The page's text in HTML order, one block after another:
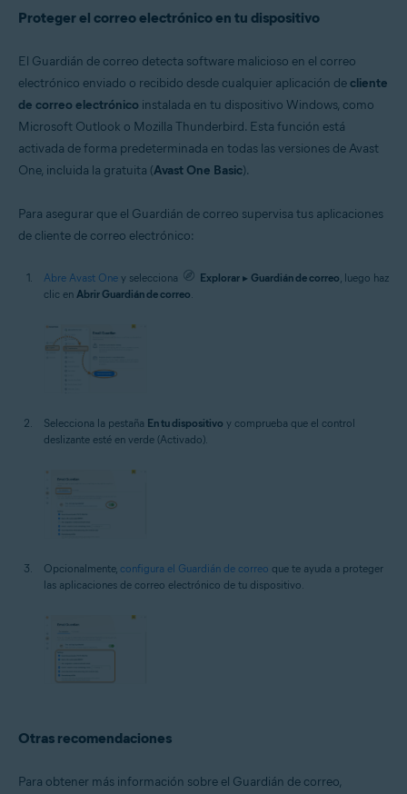
Proteger el correo electrónico en tu dispositivo
El Guardián de correo detecta software malicioso en el correo
electrónico enviado o recibido desde cualquier aplicación decliente
de correo electrónico instalada en tu dispositivo Windows, como
Microsoft Outlook o Mozilla Thunderbird. Esta función está
activada de forma predeterminada en todas las versiones de Avast
One, incluida la gratuita (Avast One Basic).
Para asegurar que el Guardián de correo supervisa tus aplicaciones
de cliente de correo electrónico:
Abre Avast One y selecciona Explorar ▸ Guardián de correo , luego haz
clic en Abrir Guardián de correo
Selecciona la pestaña En tu dispositivo y comprueba que el control
deslizante esté en verde (Activado).
Opcionalmente, configura el Guardián de correo que te ayuda a proteger
las aplicaciones de correo electrónico de tu dispositivo.
Otras recomendaciones
Para obtener más información sobre el Guardián de correo,